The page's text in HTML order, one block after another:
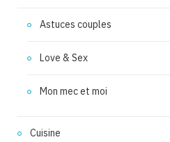
Astuces couples
Love & Sex
Mon mec et moi
Cuisine